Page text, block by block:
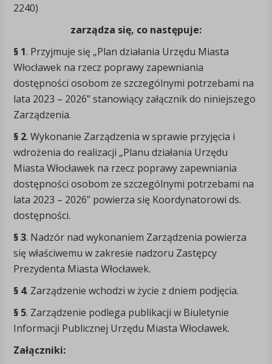
2240)
zarządza się, co następuje:
§ 1. Przyjmuje się „Plan działania Urzędu Miasta
Włocławek na rzecz poprawy zapewniania
dostępności osobom ze szczególnymi potrzebami na
lata 2023 – 2026” stanowiący załącznik do niniejszego
Zarządzenia.
§ 2. Wykonanie Zarządzenia w sprawie przyjęcia i
wdrożenia do realizacji „Planu działania Urzędu
Miasta Włocławek na rzecz poprawy zapewniania
dostępności osobom ze szczególnymi potrzebami na
lata 2023 – 2026” powierza się Koordynatorowi ds.
dostępności.
§ 3. Nadzór nad wykonaniem Zarządzenia powierza
się właściwemu w zakresie nadzoru Zastępcy
Prezydenta Miasta Włocławek.
§ 4. Zarządzenie wchodzi w życie z dniem podjęcia.
§ 5. Zarządzenie podlega publikacji w Biuletynie
Informacji Publicznej Urzędu Miasta Włocławek.
Załączniki: